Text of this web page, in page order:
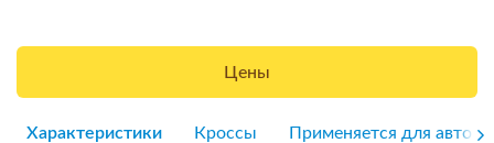
Цены
Характеристики Кроссы Применяется для авто